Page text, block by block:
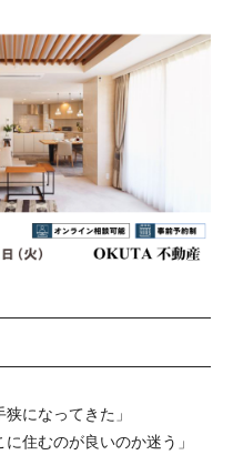
になってきた」
住むのが良いのか迷う」